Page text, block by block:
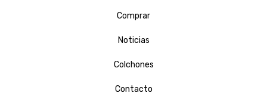
Comprar
Noticias
Colchones
Contacto